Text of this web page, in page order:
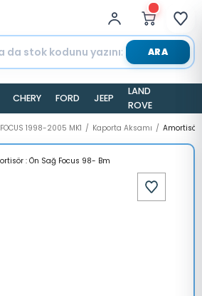
ARA
CHERY FORD JEEP
LAND
ROVER
FOCUS 1998-2005 MK1 Kaporta Aksamı Amortisör